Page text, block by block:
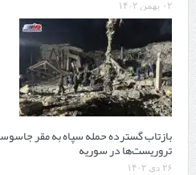
۰۲ بهمن ۱۴۰۲
بازتاب گسترده حمله سپاه به مقر
تروریست‌ها در سوریه
۲۶ دی ۱۴۰۲